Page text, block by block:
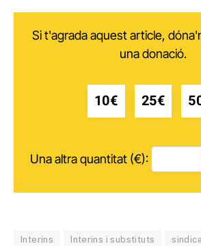
Si t'agrada aquest article,
una donació.
10€ 25€
Una altra quantitat (€):
Interins Interins i substituts